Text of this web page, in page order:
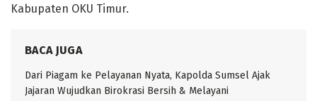
Kabupaten OKU Timur.
BACA JUGA
Dari Piagam ke Pelayanan Nyata, Kapolda Sumsel Ajak
Jajaran Wujudkan Birokrasi Bersih & Melayani